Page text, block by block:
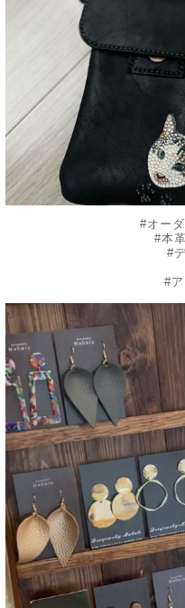
#オー
#本
#
#
decojewelrymahalo
6月 10